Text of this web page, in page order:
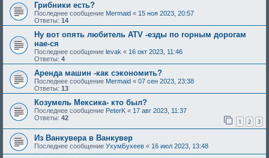
Грибники есть?
Последнее сообщение Mermaid « 15 ноя 2023, 20:57
Ответы: 14
Ну вот опять любитель ATV -езды по горным дорогам
нае-ся
Последнее сообщение levak « 16 окт 2023, 11:46
Ответы: 4
Аренда машин -как сэкономить?
Последнее сообщение Mermaid « 07 сен 2023, 23:38
Ответы: 13
Козумель Мексика- кто был?
Последнее сообщение PeterK « 17 авг 2023, 11:37
Ответы: 42 1 2 3
Из Ванкувера в Ванкувер
Последнее сообщение УхумБухеев « 16 июл 2023, 13:48